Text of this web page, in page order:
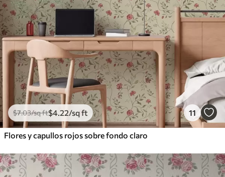
$7.03/sq ft$4.22/sq ft 11
Flores y capullos rojos sobre fondo claro